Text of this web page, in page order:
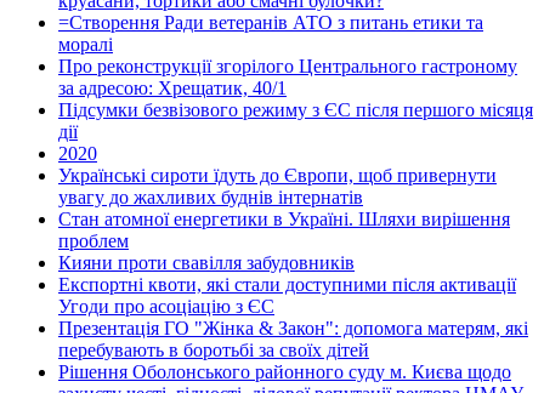
=Створення Ради ветеранів АТО з питань етики та
моралі
Про реконструкції згорілого Центрального гастроному
за адресою: Хрещатик, 40/1
Підсумки безвізового режиму з ЄС після першого місяця
дії
2020
Українські сироти їдуть до Європи, щоб привернути
увагу до жахливих буднів інтернатів
Стан атомної енергетики в Україні. Шляхи вирішення
проблем
Кияни проти свавілля забудовників
Експортні квоти, які стали доступними після активації
Угоди про асоціацію з ЄС
Презентація ГО "Жінка & Закон": допомога матерям, які
перебувають в боротьбі за своїх дітей
Рішення Оболонського районного суду м. Києва щодо